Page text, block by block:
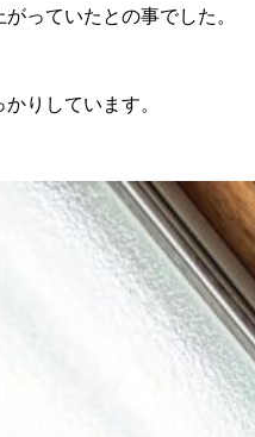
っていたとの事でした。
りしています。